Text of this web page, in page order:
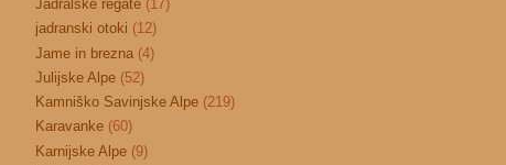
Jadralske regate (17)
jadranski otoki (12)
Jame in brezna (4)
Julijske Alpe (52)
Kamniško Savinjske Alpe (219)
Karavanke (60)
Karnijske Alpe (9)